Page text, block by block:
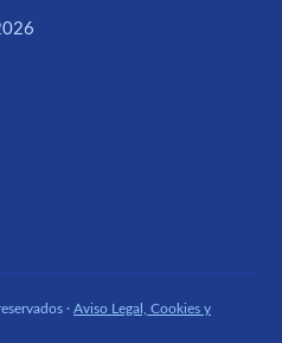
· Aviso Legal, Cookies y